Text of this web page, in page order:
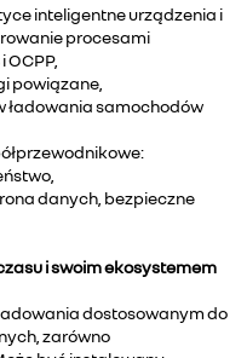
inteligentne urządzenia i
procesami
OCPP,
powiązane,
ładowania samochodów
danych, bezpieczne
i swoim ekosystemem
dostosowanym do
zarówno